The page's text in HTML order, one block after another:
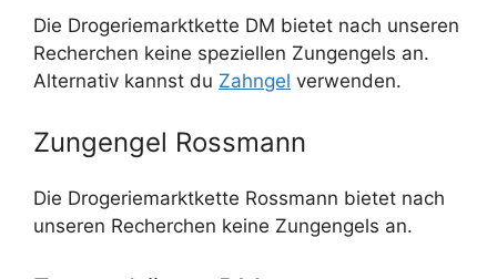
Die Drogeriemarktkette DM bietet nach unseren
Recherchen keine speziellen Zungengels an.
Alternativ kannst du Zahngel verwenden.
Zungengel Rossmann
Die Drogeriemarktkette Rossmann bietet nach
unseren Recherchen keine Zungengels an.